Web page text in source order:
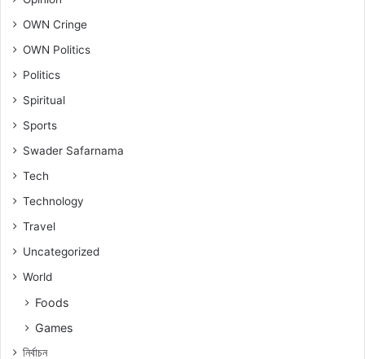
OWN Cringe
OWN Politics
Politics
Spiritual
Sports
Swader Safarnama
Tech
Technology
Travel
Uncategorized
World
Foods
Games
নিৰ্বাচন